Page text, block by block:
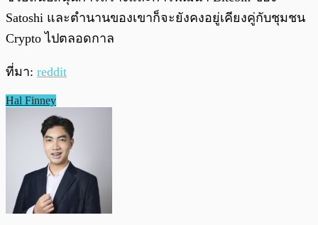
Satoshi และตำนานของเขาก็จะยังคงอยู่เคียงคู่กับชุมชน
Crypto ไปตลอดกาล
ที่มา: reddit
Hal Finney